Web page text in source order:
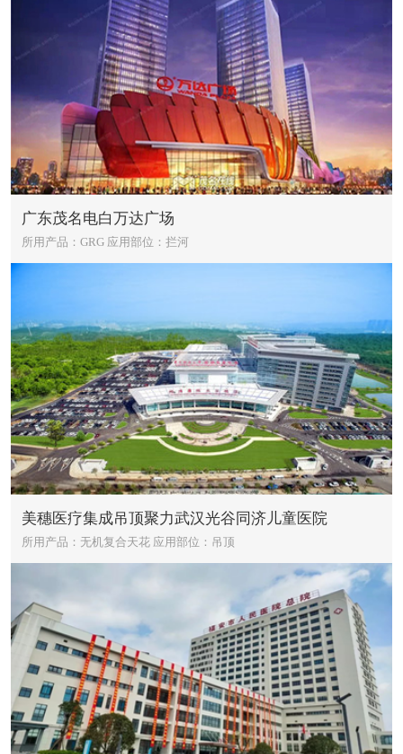
广东茂名电白万达广场
所用产品：GRG 应用部位：拦河
美穗医疗集成吊顶聚力武汉光谷同济儿童医院
所用产品：无机复合天花 应用部位：吊顶